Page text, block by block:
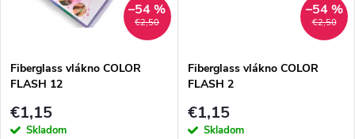
v
€2,50
–54 %
Fiberglass vlákno COLOR
FLASH 12
€1,15
Skladom
€2,50
–54 %
Fiberglass vlákno COLOR
FLASH 2
€1,15
Skladom